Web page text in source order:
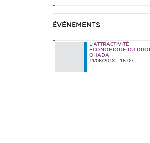
ÉVÉNEMENTS
L'ATTRACTIVITÉ
ÉCONOMIQUE DU
OHADA
11/06/2013 - 15:00